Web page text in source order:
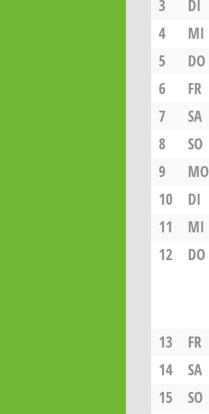
3
DI
4
MI
5
DO
6
FR
7
SA
8
SO
9
MO
10
DI
11
MI
12
DO
13
FR
14
SA
15
SO